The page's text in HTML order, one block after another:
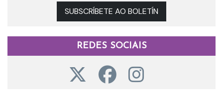
SUBSCRÍBETE AO BOLETÍN
REDES SOCIAIS